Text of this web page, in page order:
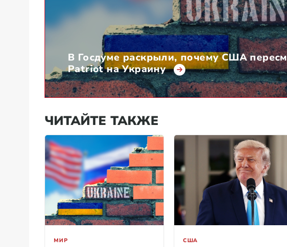
В Госдуме раскрыли, почему США
Patriot на Украину
ЧИТАЙТЕ ТАКЖЕ
МИР США